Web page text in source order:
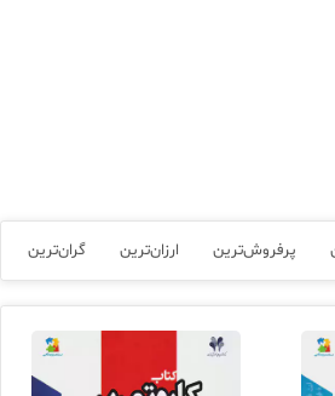
پرفروش‌ترین ارزان‌ترین گران‌ترین